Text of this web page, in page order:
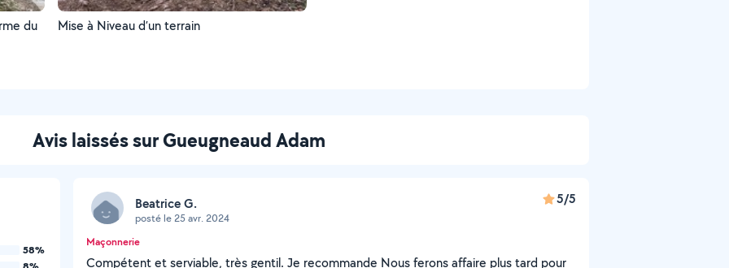
du
Mise à Niveau d’un terrain
Avis laissés sur Gueugneaud Adam
58%
Beatrice G.
posté le 25 avr. 2024
5/5
Maçonnerie
Compétent et serviable, très gentil. Je recommande Nous ferons affaire plus tard pour